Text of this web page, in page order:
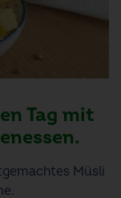
Tag mit
Müsli